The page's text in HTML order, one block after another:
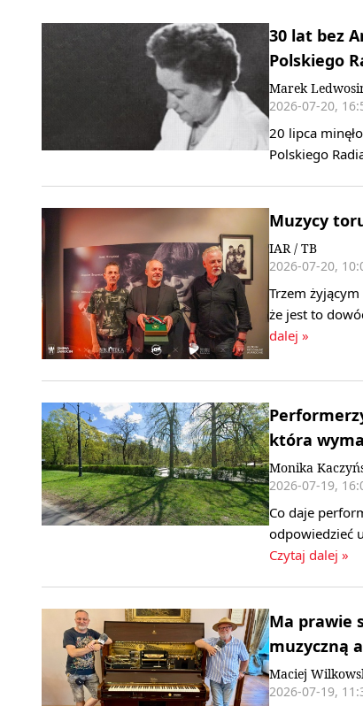
30 lat bez
Polskiego
Marek
2026-07-20,
20 lipca
Polskiego
Muzycy
IAR / TB
2026-07-20,
Trzem
że jest to
dalej »
która
Monika
2026-07-19,
Co daje
odpowiedzieć
Czytaj dalej »
Ma prawie
muzyczną
Maciej
2026-07-19,